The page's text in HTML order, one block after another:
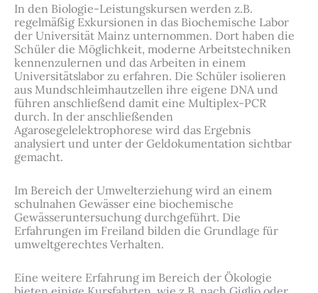
In den Biologie-Leistungskursen werden z.B.
regelmäßig Exkursionen in das Biochemische Labor
der Universität Mainz unternommen. Dort haben die
Schüler die Möglichkeit, moderne Arbeitstechniken
kennenzulernen und das Arbeiten in einem
Universitätslabor zu erfahren. Die Schüler isolieren
aus Mundschleimhautzellen ihre eigene DNA und
führen anschließend damit eine Multiplex-PCR
durch. In der anschließenden
Agarosegelelektrophorese wird das Ergebnis
analysiert und unter der Geldokumentation sichtbar
gemacht.
Im Bereich der Umwelterziehung wird an einem
schulnahen Gewässer eine biochemische
Gewässeruntersuchung durchgeführt. Die
Erfahrungen im Freiland bilden die Grundlage für
umweltgerechtes Verhalten.
Eine weitere Erfahrung im Bereich der Ökologie